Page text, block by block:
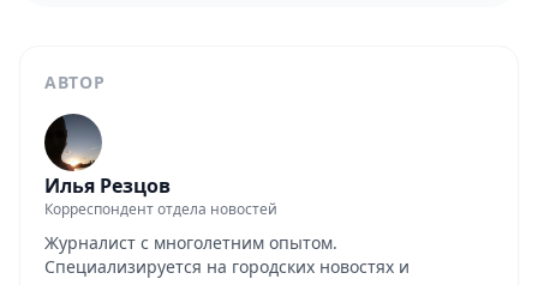
АВТОР
Илья Резцов
Корреспондент отдела новостей
Журналист с многолетним опытом.
Специализируется на городских новостях и